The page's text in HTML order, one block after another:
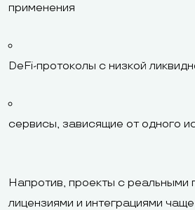
применения
DeFi-протоколы с низкой
сервисы, зависящие от одного
Напротив, проекты с реальными
лицензиями и интеграциями